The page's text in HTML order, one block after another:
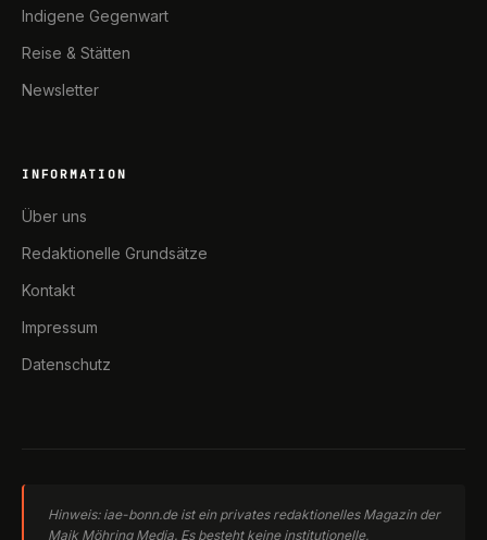
Indigene Gegenwart
Reise & Stätten
Newsletter
INFORMATION
Über uns
Redaktionelle Grundsätze
Kontakt
Impressum
Datenschutz
Hinweis: iae-bonn.de ist ein privates redaktionelles Magazin der
Maik Möhring Media. Es besteht keine institutionelle,